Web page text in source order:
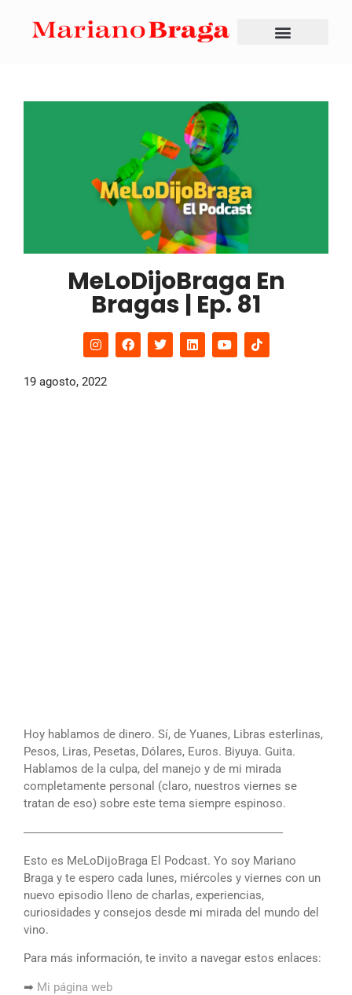
MeLoDijoBraga En
Bragas | Ep. 81
19 agosto, 2022
Hoy hablamos de dinero. Sí, de Yuanes, Libras esterlinas,
Pesos, Liras, Pesetas, Dólares, Euros. Biyuya. Guita.
Hablamos de la culpa, del manejo y de mi mirada
completamente personal (claro, nuestros viernes se
tratan de eso) sobre este tema siempre espinoso.
――――――――――――――――――――――
Esto es MeLoDijoBraga El Podcast. Yo soy Mariano
Braga y te espero cada lunes, miércoles y viernes con un
nuevo episodio lleno de charlas, experiencias,
curiosidades y consejos desde mi mirada del mundo del
vino.
Para más información, te invito a navegar estos enlaces:
➡ Mi página web